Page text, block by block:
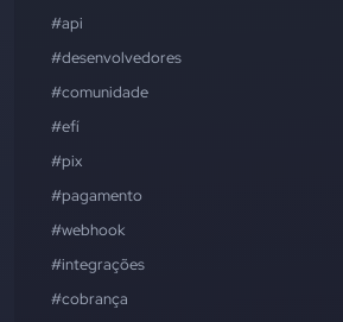
#api
#desenvolvedores
#comunidade
#efí
#pix
#pagamento
#webhook
#integrações
#cobrança